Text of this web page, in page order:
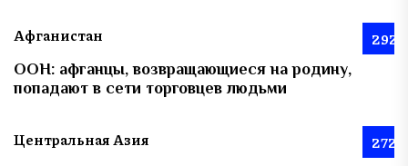
Афганистан 292
ООН: афганцы, возвращающиеся на родину,
попадают в сети торговцев людьми
Центральная Азия 272